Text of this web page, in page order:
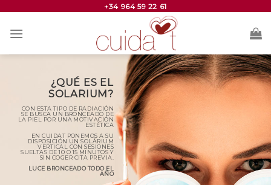
content
+34 964 59 22 61
¿QUÉ ES EL
SOLARIUM?
CON ESTA TIPO DE RADIACIÓN
SE BUSCA UN BRONCEADO DE
LA PIEL POR UNA MOTIVACIÓN
ESTÉTICA
EN CUIDAT PONEMOS A SU
DISPOSICIÓN UN SOLÁRIUM
VERTICAL CON SESIONES
SUELTAS DE 10 O 15 MINUTOS Y
SIN COGER CITA PREVIA.
LUCE BRONCEADO TODO EL
AÑO